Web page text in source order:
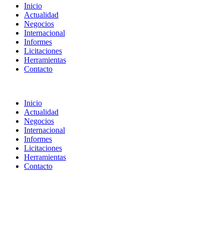
Inicio
Actualidad
Negocios
Internacional
Informes
Licitaciones
Herramientas
Contacto
Inicio
Actualidad
Negocios
Internacional
Informes
Licitaciones
Herramientas
Contacto